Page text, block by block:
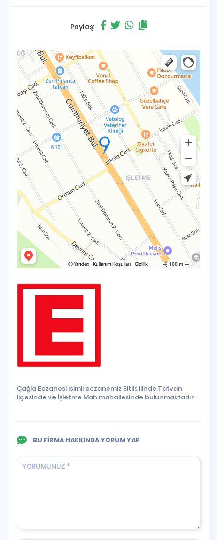
Paylaş:
Çağla Eczanesi isimli eczanemiz Bitlis ilinde Tatvan
ilçesinde ve İşletme Mah mahallesinde bulunmaktadır.
BU FİRMA HAKKINDA YORUM YAP